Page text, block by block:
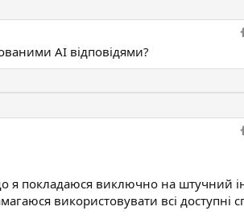
АІ відповідями?
покладаюся виключно на штучний
використовувати всі доступні